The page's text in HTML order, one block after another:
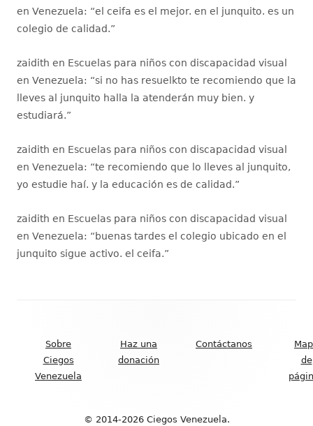
en Venezuela: “el ceifa es el mejor. en el junquito. es un
colegio de calidad.”
zaidith en Escuelas para niños con discapacidad visual
en Venezuela: “si no has resuelkto te recomiendo que la
lleves al junquito halla la atenderán muy bien. y
estudiará.”
zaidith en Escuelas para niños con discapacidad visual
en Venezuela: “te recomiendo que lo lleves al junquito,
yo estudie haí. y la educación es de calidad.”
zaidith en Escuelas para niños con discapacidad visual
en Venezuela: “buenas tardes el colegio ubicado en el
junquito sigue activo. el ceifa.”
Footer
Sobre
Ciegos
Venezuela
Haz una
donación
Contáctanos
de
© 2014-2026 Ciegos Venezuela.